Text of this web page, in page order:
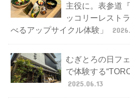
主役に。表参道
ッコリーレスト
べるアップサイクル体験」
むぎとろの日フ
で体験する
2025.06.13